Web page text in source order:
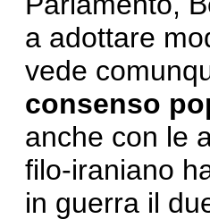
a adottare
vede
consenso
anche con le
filo-iraniano
in guerra il